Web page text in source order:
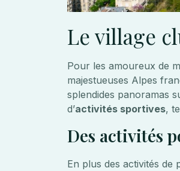
Le village
Pour les amoureux de
majestueuses Alpes
splendides panoramas
d’activités sportives,
Des activités
En plus des activités de